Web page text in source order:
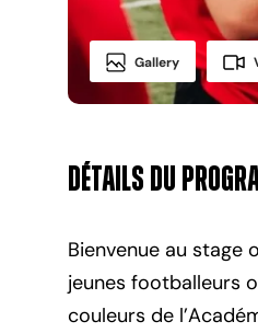
Gallery
Détails du
Bienvenue au stage
jeunes footballeurs
couleurs de